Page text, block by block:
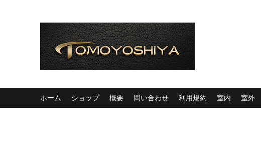
ホーム ショップ 概要 問い合わせ 利用規約 室内 室外